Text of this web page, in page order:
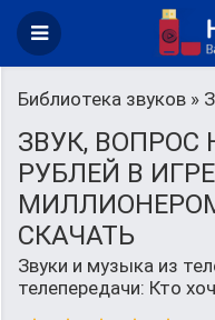
Библиотека звуков »
ЗВУК, ВОПРОС
РУБЛЕЙ В
СКАЧАТЬ
Звуки и музыка из
телепередачи: Кто